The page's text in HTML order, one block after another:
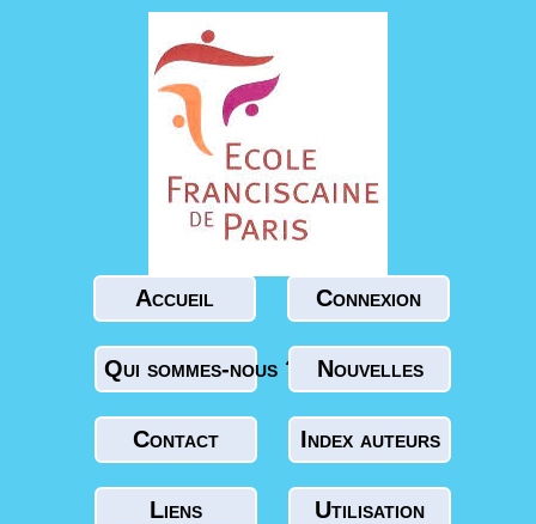
Accueil Connexion
Qui sommes-nous ? Nouvelles
Contact Index auteurs
Liens Utilisation